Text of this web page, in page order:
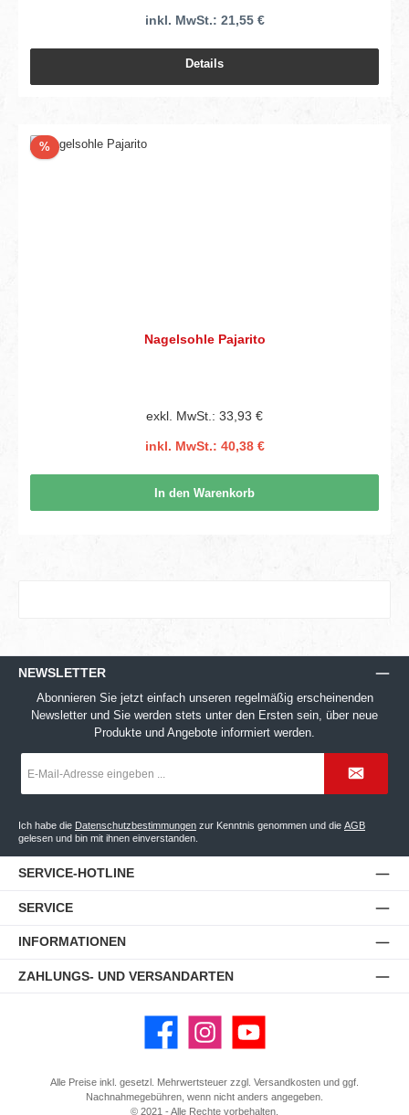
inkl. MwSt.: 21,55 €
Details
%Rabatt
Nagelsohle Pajarito
exkl. MwSt.: 33,93 €
inkl. MwSt.: 40,38 €
In den Warenkorb
NEWSLETTER
Abonnieren Sie jetzt einfach unseren regelmäßig erscheinenden
Newsletter und Sie werden stets unter den Ersten sein, über neue
Produkte und Angebote informiert werden.
Mail-
*
Ich habe die Datenschutzbestimmungen zur Kenntnis genommen und die AGB
gelesen und bin mit ihnen einverstanden.
SERVICE-HOTLINE
SERVICE
INFORMATIONEN
ZAHLUNGS- UND VERSANDARTEN
Facebook Instagram YouTube
Alle Preise inkl. gesetzl. Mehrwertsteuer zzgl. Versandkosten und ggf.
Nachnahmegebühren, wenn nicht anders angegeben.
© 2021 - Alle Rechte vorbehalten.